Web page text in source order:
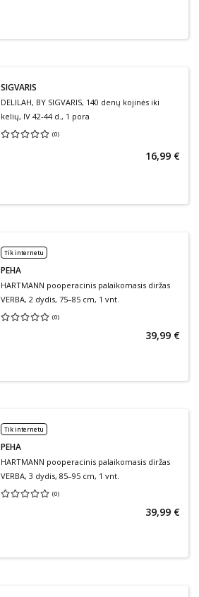
SIGVARIS
DELILAH, BY SIGVARIS, 140 denų kojinės iki
kelių, IV 42-44 d., 1 pora
(0)
Vidutinis įvertinimas 0.00
16,99 €
Tik internetu
PEHA
HARTMANN pooperacinis palaikomasis diržas
VERBA, 2 dydis, 75–85 cm, 1 vnt.
(0)
Vidutinis įvertinimas 0.00
39,99 €
Tik internetu
PEHA
HARTMANN pooperacinis palaikomasis diržas
VERBA, 3 dydis, 85–95 cm, 1 vnt.
(0)
Vidutinis įvertinimas 0.00
39,99 €